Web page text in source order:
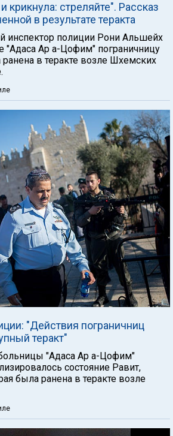
крикнула: стреляйте". Рассказ
в результате теракта
инспектор полиции Рони Альшейх
"Адаса Ар а-Цофим" пограничницу
в теракте возле Шхемских
"Действия пограничниц
теракт"
"Адаса Ар а-Цофим"
состояние Равит,
была ранена в теракте возле